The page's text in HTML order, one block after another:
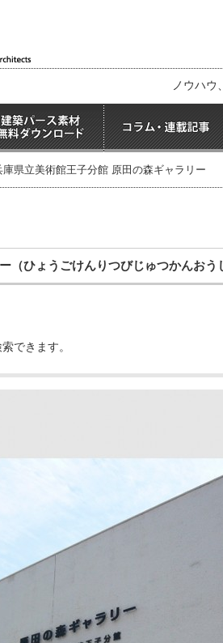
ノウハウ
庫県立美術館王子分館 原田の森ギャラリー
（ひょうごけんりつびじゅつかんお
できます。